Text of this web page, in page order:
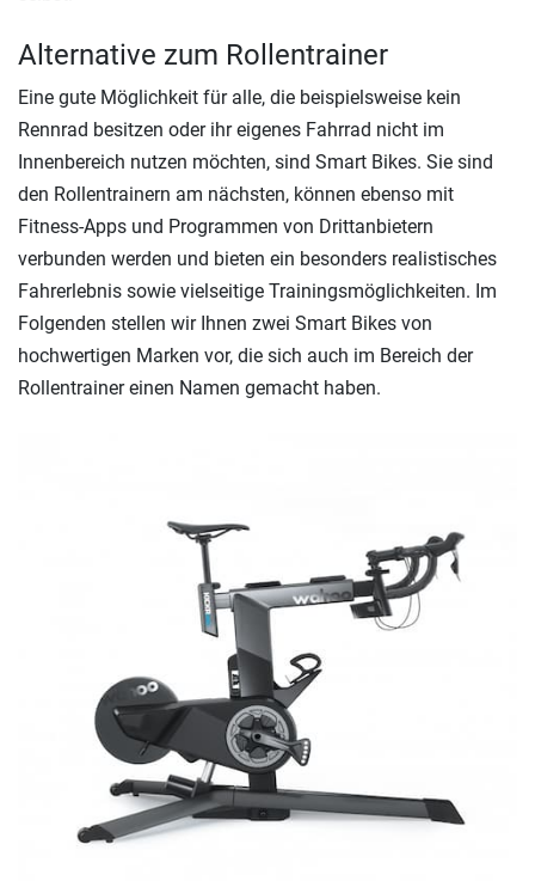
Alternative zum Rollentrainer
Eine gute Möglichkeit für alle, die beispielsweise kein
Rennrad besitzen oder ihr eigenes Fahrrad nicht im
Innenbereich nutzen möchten, sind Smart Bikes. Sie sind
den Rollentrainern am nächsten, können ebenso mit
Fitness-Apps und Programmen von Drittanbietern
verbunden werden und bieten ein besonders realistisches
Fahrerlebnis sowie vielseitige Trainingsmöglichkeiten. Im
Folgenden stellen wir Ihnen zwei Smart Bikes von
hochwertigen Marken vor, die sich auch im Bereich der
Rollentrainer einen Namen gemacht haben.